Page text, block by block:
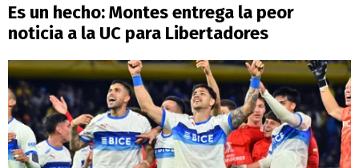
Es un hecho: Montes entrega la peor
noticia a la UC para Libertadores